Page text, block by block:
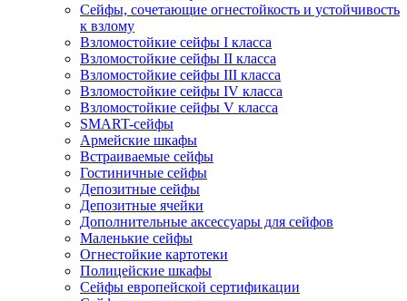
Сейфы, сочетающие огнестойкость и устойчивость
к взлому
Взломостойкие сейфы I класса
Взломостойкие сейфы II класса
Взломостойкие сейфы III класса
Взломостойкие сейфы IV класса
Взломостойкие сейфы V класса
SMART-сейфы
Армейские шкафы
Встраиваемые сейфы
Гостиничные сейфы
Депозитные сейфы
Депозитные ячейки
Дополнительные аксессуары для сейфов
Маленькие сейфы
Огнестойкие картотеки
Полицейские шкафы
Сейфы европейской сертификации